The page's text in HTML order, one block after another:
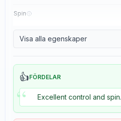
Spin
Visa alla egenskaper
👍FÖRDELAR
“ Excellent control and spin.